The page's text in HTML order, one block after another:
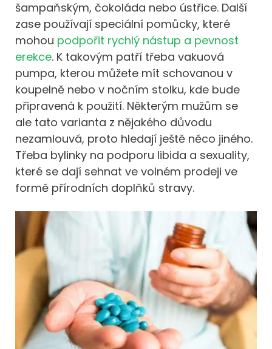
šampaňským, čokoláda nebo ústřice. Další
zase používají speciální pomůcky, které
mohou podpořit rychlý nástup a pevnost
erekce. K takovým patří třeba vakuová
pumpa, kterou můžete mít schovanou v
koupelně nebo v nočním stolku, kde bude
připravená k použití. Některým mužům se
ale tato varianta z nějakého důvodu
nezamlouvá, proto hledají ještě něco jiného.
Třeba bylinky na podporu libida a sexuality,
které se dají sehnat ve volném prodeji ve
formě přírodních doplňků stravy.